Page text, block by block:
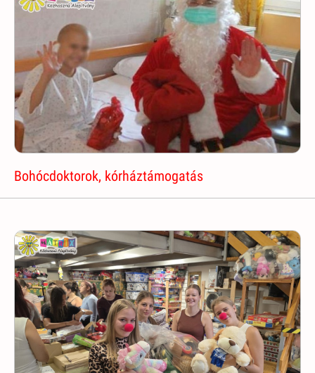
Bohócdoktorok, kórháztámogatás